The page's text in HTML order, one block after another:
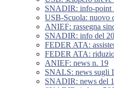
SNADIR: info-point
USB-Scuola: nuovo
ANIEF: rassegna
SNADIR: info del
FEDER ATA:
FEDER ATA:
ANIEF: news n. 19
SNALS: news sugli
SNADIR: news del